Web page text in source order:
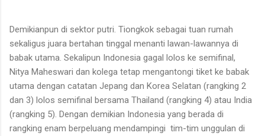
Demikianpun di sektor putri. Tiongkok sebagai tuan rumah
sekaligus juara bertahan tinggal menanti lawan-lawannya di
babak utama. Sekalipun Indonesia gagal lolos ke semifinal,
Nitya Maheswari dan kolega tetap mengantongi tiket ke babak
utama dengan catatan Jepang dan Korea Selatan (rangking 2
dan 3) lolos semifinal bersama Thailand (rangking 4) atau India
(rangking 5). Dengan demikian Indonesia yang berada di
rangking enam berpeluang mendampingi tim-tim unggulan di